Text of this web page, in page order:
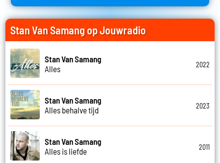
Stan Van Samang op Jouwradio
Stan Van Samang
Alles
2022
Stan Van Samang
Alles behalve tijd
2023
Stan Van Samang
Alles is liefde
2011